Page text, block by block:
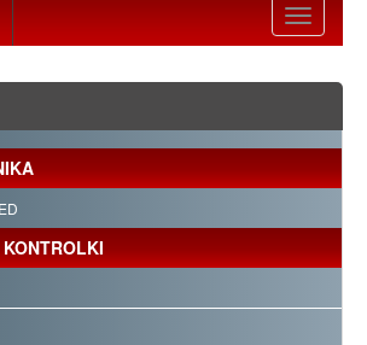
Toggle